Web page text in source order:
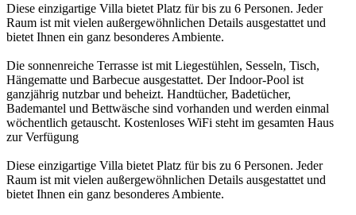
Diese einzigartige Villa bietet Platz für bis zu 6 Personen. Jeder
Raum ist mit vielen außergewöhnlichen Details ausgestattet und
bietet Ihnen ein ganz besonderes Ambiente.
Die sonnenreiche Terrasse ist mit Liegestühlen, Sesseln, Tisch,
Hängematte und Barbecue ausgestattet. Der Indoor-Pool ist
ganzjährig nutzbar und beheizt. Handtücher, Badetücher,
Bademantel und Bettwäsche sind vorhanden und werden einmal
wöchentlich getauscht. Kostenloses WiFi steht im gesamten Haus
zur Verfügung
Diese einzigartige Villa bietet Platz für bis zu 6 Personen. Jeder
Raum ist mit vielen außergewöhnlichen Details ausgestattet und
bietet Ihnen ein ganz besonderes Ambiente.